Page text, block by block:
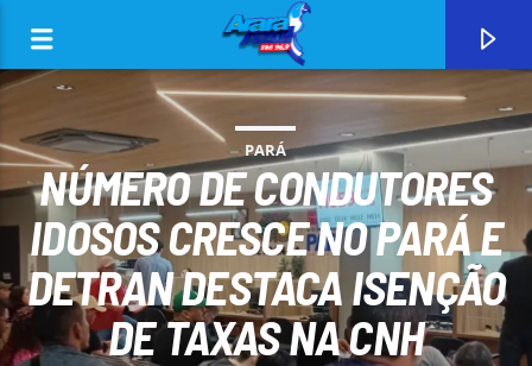
0:00
PARÁ
NÚMERO DE CONDUTORES
IDOSOS CRESCE NO PARÁ E
DETRAN DESTACA ISENÇÃO
DE TAXAS NA CNH